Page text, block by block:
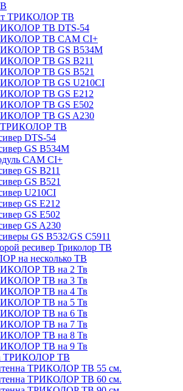
ТРИКОЛОР ТВ
ТВ DTS-54
ТВ CAM CI+
ТВ GS B534M
ТВ GS B211
ТВ GS B521
ТВ GS U210CI
ТВ GS E212
ТВ GS E502
ТВ GS A230
ТРИКОЛОР ТВ
DTS-54
GS B534M
CAM CI+
GS B211
GS B521
U210CI
GS E212
GS E502
GS A230
GS B532/GS C5911
ресивер Триколор ТВ
на несколько ТВ
ТВ на 2 Тв
ТВ на 3 Тв
ТВ на 4 Тв
ТВ на 5 Тв
ТВ на 6 Тв
ТВ на 7 Тв
ТВ на 8 Тв
ТВ на 9 Тв
ТРИКОЛОР ТВ
ТРИКОЛОР ТВ 55 см.
ТРИКОЛОР ТВ 60 см.